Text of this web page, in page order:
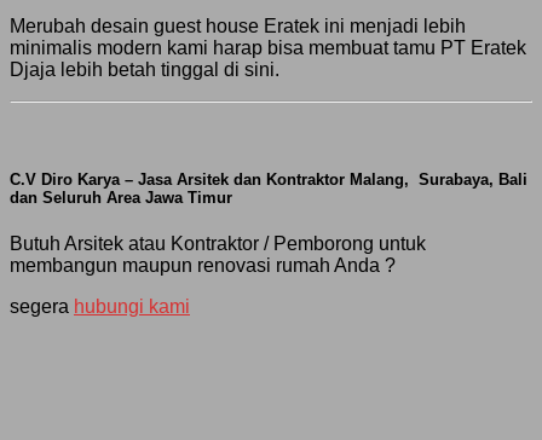
Merubah desain guest house Eratek ini menjadi lebih
minimalis modern kami harap bisa membuat tamu PT Eratek
Djaja lebih betah tinggal di sini.
C.V Diro Karya – Jasa Arsitek dan Kontraktor Malang, Surabaya, Bali
dan Seluruh Area Jawa Timur
Butuh Arsitek atau Kontraktor / Pemborong untuk
membangun maupun renovasi rumah Anda ?
segera hubungi kami